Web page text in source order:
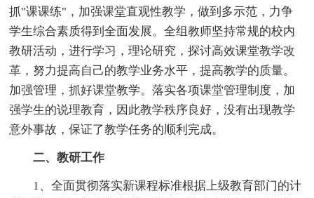
抓"课课练"，加强课堂直观性教学，做到多示范，力争
学生综合素质得到全面发展。全组教师坚持常规的校内
教研活动，进行学习，理论研究，探讨高效课堂教学改
革，努力提高自己的教学业务水平，提高教学的质量。
加强管理，抓好课堂教学。落实各项课堂管理制度，加
强学生的说理教育，因此教学秩序良好，没有出现教学
意外事故，保证了教学任务的顺利完成。
二、教研工作
1、全面贯彻落实新课程标准根据上级教育部门的计